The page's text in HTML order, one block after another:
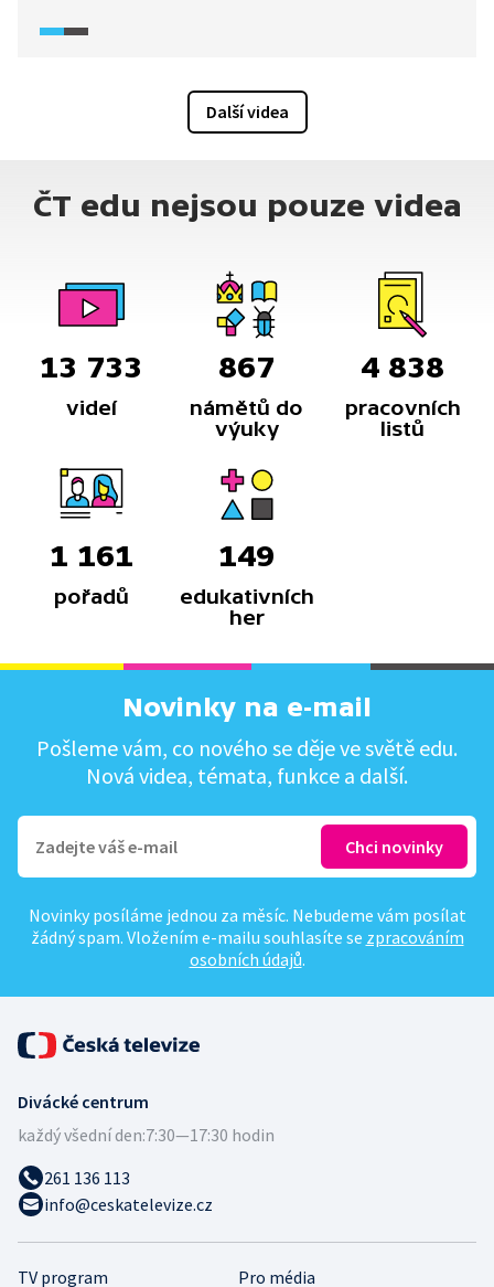
Další videa
ČT edu nejsou pouze videa
13 733
videí
867
námětů do
výuky
4 838
pracovních
listů
1 161
pořadů
149
edukativních
her
Novinky na e-mail
Pošleme vám, co nového se děje ve světě edu.
Nová videa, témata, funkce a další.
Novinky posíláme jednou za měsíc. Nebudeme vám posílat
žádný spam. Vložením e-mailu souhlasíte se zpracováním
osobních údajů.